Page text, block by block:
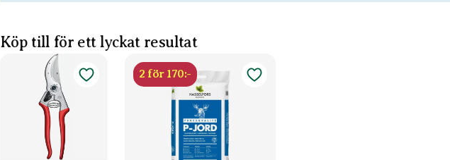
Köp till för ett lyckat resultat
2 för 170:-